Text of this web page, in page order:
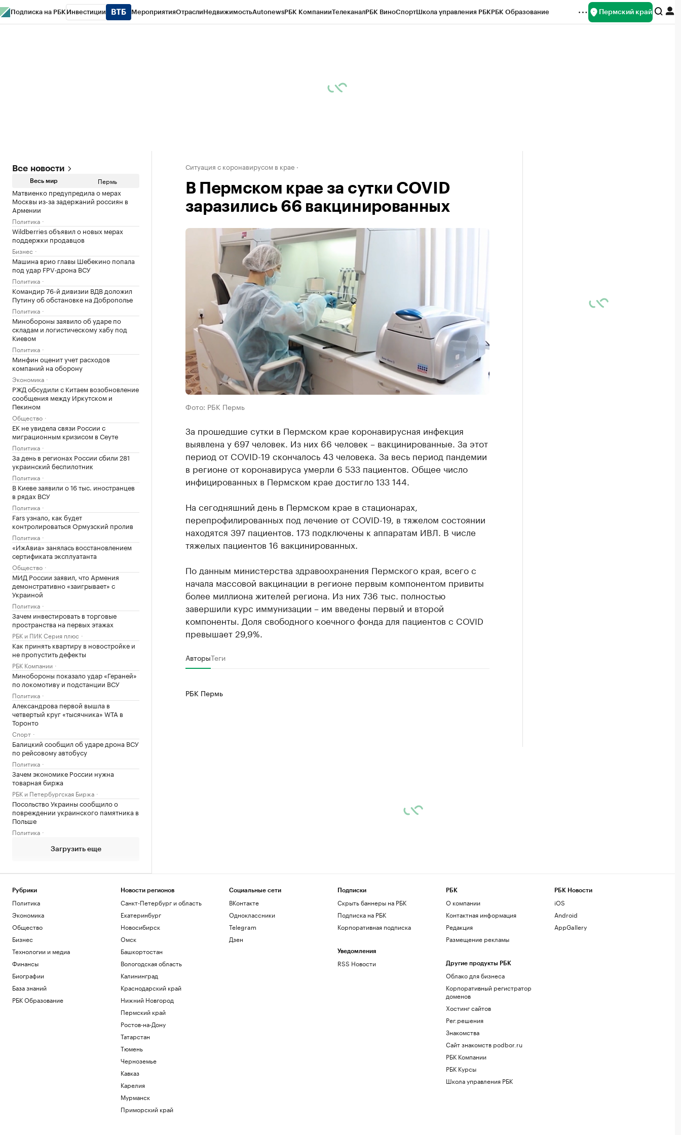
Подписка на РБК Инвестиции МероприятияОтраслиНедвижимостьAutonewsРБК КомпанииТелеканалРБК ВиноСпортШкола управления РБКРБК Образование Пермский край
Все новости
Весь мир Пермь
Матвиенко предупредила о мерах
Москвы из-за задержаний россиян в
Армении
Политика
Wildberries объявил о новых мерах
поддержки продавцов
Бизнес
Машина врио главы Шебекино попала
под удар FPV‑дрона ВСУ
Политика
Командир 76-й дивизии ВДВ доложил
Путину об обстановке на Доброполье
Политика
Минобороны заявило об ударе по
складам и логистическому хабу под
Киевом
Политика
Минфин оценит учет расходов
компаний на оборону
Экономика
РЖД обсудили с Китаем возобновление
сообщения между Иркутском и
Пекином
Общество
ЕК не увидела связи России с
миграционным кризисом в Сеуте
Политика
За день в регионах России сбили 281
украинский беспилотник
Политика
В Киеве заявили о 16 тыс. иностранцев
в рядах ВСУ
Политика
Fars узнало, как будет
контролироваться Ормузский пролив
Политика
«ИжАвиа» занялась восстановлением
сертификата эксплуатанта
Общество
МИД России заявил, что Армения
демонстративно «заигрывает» с
Украиной
Политика
Зачем инвестировать в торговые
пространства на первых этажах
РБК и ПИК Серия плюс
Как принять квартиру в новостройке и
не пропустить дефекты
РБК Компании
Минобороны показало удар «Гераней»
по локомотиву и подстанции ВСУ
Политика
Александрова первой вышла в
четвертый круг «тысячника» WTA в
Торонто
Спорт
Балицкий сообщил об ударе дрона ВСУ
по рейсовому автобусу
Политика
Зачем экономике России нужна
товарная биржа
РБК и Петербургская Биржа
Посольство Украины сообщило о
повреждении украинского памятника в
Польше
Политика
Загрузить еще
Ситуация с коронавирусом в крае
В Пермском крае за сутки COVID
заразились 66 вакцинированных
Фото: РБК Пермь
За прошедшие сутки в Пермском крае коронавирусная инфекция
выявлена у 697 человек. Из них 66 человек – вакцинированные. За этот
период от COVID-19 скончалось 43 человека. За весь период пандемии
в регионе от коронавируса умерли 6 533 пациентов. Общее число
инфицированных в Пермском крае достигло 133 144.
На сегодняшний день в Пермском крае в стационарах,
перепрофилированных под лечение от COVID-19, в тяжелом состоянии
находятся 397 пациентов. 173 подключены к аппаратам ИВЛ. В числе
тяжелых пациентов 16 вакцинированных.
По данным министерства здравоохранения Пермского края, всего с
начала массовой вакцинации в регионе первым компонентом привиты
более миллиона жителей региона. Из них 736 тыс. полностью
завершили курс иммунизации – им введены первый и второй
компоненты. Доля свободного коечного фонда для пациентов с COVID
превышает 29,9%.
АвторыТеги
РБК Пермь
Рубрики
Политика
Экономика
Общество
Бизнес
Технологии и медиа
Финансы
Биографии
База знаний
РБК Образование
Новости регионов
Санкт-Петербург и область
Екатеринбург
Новосибирск
Омск
Башкортостан
Вологодская область
Калининград
Краснодарский край
Нижний Новгород
Пермский край
Ростов-на-Дону
Татарстан
Тюмень
Черноземье
Кавказ
Карелия
Мурманск
Приморский край
Социальные сети
ВКонтакте
Одноклассники
Telegram
Дзен
Подписки
Скрыть баннеры на РБК
Подписка на РБК
Корпоративная подписка
Уведомления
RSS Новости
РБК
О компании
Контактная информация
Редакция
Размещение рекламы
Другие продукты РБК
Облако для бизнеса
Корпоративный регистратор
доменов
Хостинг сайтов
Рег.решения
Знакомства
Сайт знакомств podbor.ru
РБК Компании
РБК Курсы
Школа управления РБК
РБК Новости
iOS
Android
AppGallery